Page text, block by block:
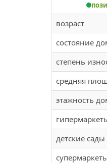
возраст
состояние
степень
средняя
этажность
детские